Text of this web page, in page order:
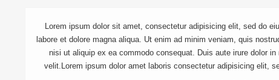
Lorem ipsum dolor sit amet, consectetur adipisicing elit, sed do
labore et dolore magna aliqua. Ut enim ad minim veniam, quis
nisi ut aliquip ex ea commodo consequat. Duis aute irure dolor in
velit.Lorem ipsum dolor amet laboris consectetur adipisicing elit,